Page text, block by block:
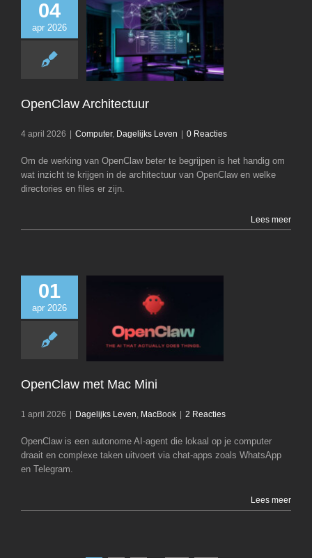
04
apr 2026
OpenClaw Architectuur
4 april 2026 Computer, Dagelijks Leven 0 Reacties
Om de werking van OpenClaw beter te begrijpen is het handig om
wat inzicht te krijgen in de architectuur van OpenClaw en welke
directories en files er zijn.
Lees meer
01
apr 2026
OpenClaw met Mac Mini
1 april 2026 Dagelijks Leven, MacBook 2 Reacties
OpenClaw is een autonome AI-agent die lokaal op je computer
draait en complexe taken uitvoert via chat-apps zoals WhatsApp
en Telegram.
Lees meer